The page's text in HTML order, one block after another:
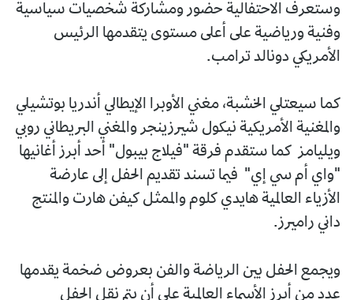
وستعرف الاحتفالية حضور ومشاركة شخصيات سياسية
وفنية ورياضية على أعلى مستوى يتقدمها الرئيس
الأمريكي دونالد ترامب.
كما سيعتلي الخشبة، مغني الأوبرا الإيطالي أندريا بوتشيلي
والمغنية الأمريكية نيكول شيرزينجر والمغني البريطاني روبي
ويليامز كما ستقدم فرقة "فيلاج بيبول" أحد أبرز أغانيها
"واي أم سي إي" فيما تسند تقديم الحفل إلى عارضة
الأزياء العالمية هايدي كلوم والممثل كيفن هارت والمنتج
داني راميرز.
ويجمع الحفل بين الرياضة والفن بعروض ضخمة يقدمها
عدد من أبرز الأسماء العالمية على أن يتم نقل الحفل